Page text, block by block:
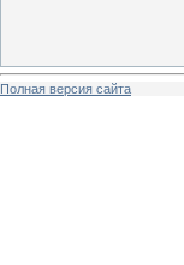
Полная версия сайта